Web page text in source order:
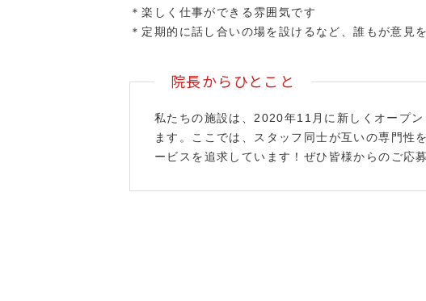
＊楽しく仕事ができる雰囲気です
＊定期的に話し合いの場を設けるなど、誰もが意見
院長からひとこと
私たちの施設は、2020年11月に新しくオープ
ます。ここでは、スタッフ同士が互いの専門性
ービスを追求しています！ぜひ皆様からのご応